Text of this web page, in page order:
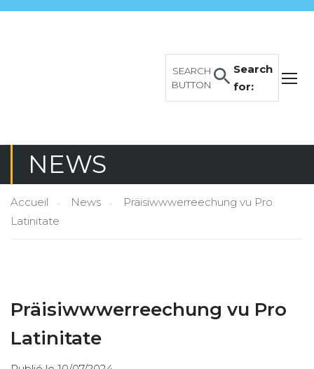
Search
for:
SEARCH
BUTTON
NEWS
Accueil News
Präisiwwwerreechung vu Pro
Latinitate
Präisiwwwerreechung vu Pro
Latinitate